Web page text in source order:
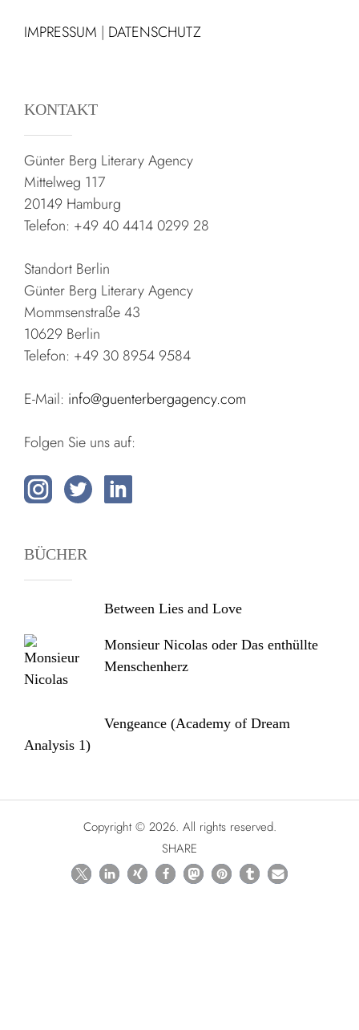
IMPRESSUM | DATENSCHUTZ
KONTAKT
Günter Berg Literary Agency
Mittelweg 117
20149 Hamburg
Telefon: +49 40 4414 0299 28
Standort Berlin
Günter Berg Literary Agency
Mommsenstraße 43
10629 Berlin
Telefon: +49 30 8954 9584
E-Mail: info@guenterbergagency.com
Folgen Sie uns auf:
BÜCHER
Between Lies and Love
Monsieur Nicolas oder Das enthüllte
Menschenherz
Vengeance (Academy of Dream
Analysis 1)
Copyright © 2026. All rights reserved.
SHARE